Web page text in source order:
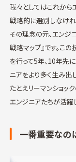
我々としてはこれから
戦略的に選別しなけれ
その理念の元、エンジ
戦略マップ』です。こ
を行って5年、10年先
ニアをより多く生み出
たとえリーマンショッ
エンジニアたちが活躍
一番重要なの